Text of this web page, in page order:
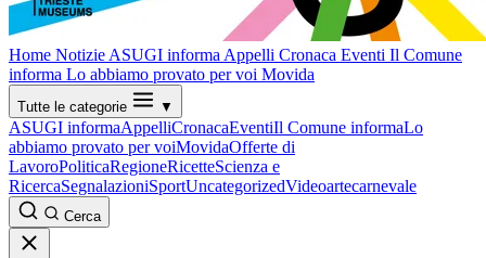
Home Notizie ASUGI informa Appelli Cronaca Eventi Il Comune
informa Lo abbiamo provato per voi Movida
Tutte le categorie ▼
ASUGI informaAppelliCronacaEventiIl Comune informaLo
abbiamo provato per voiMovidaOfferte di
LavoroPoliticaRegioneRicetteScienza e
RicercaSegnalazioniSportUncategorizedVideoartecarnevale
Cerca